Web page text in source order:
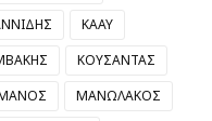
ΚΑΑΥ
ΚΟΥΣΑΝΤΑΣ
ΜΑΝΩΛΑΚΟΣ